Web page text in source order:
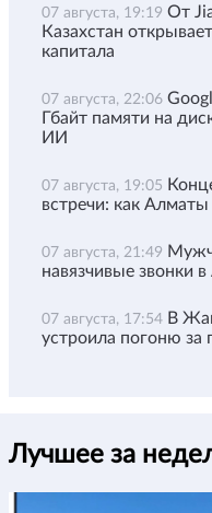
07 августа, 19:19 От
Казахстан
капитала
07 августа, 22:06
Гбайт памяти на
ИИ
07 августа, 19:05
встречи: как
07 августа, 21:49
навязчивые звонки
07 августа, 17:54 В
устроила погоню
Лучшее за